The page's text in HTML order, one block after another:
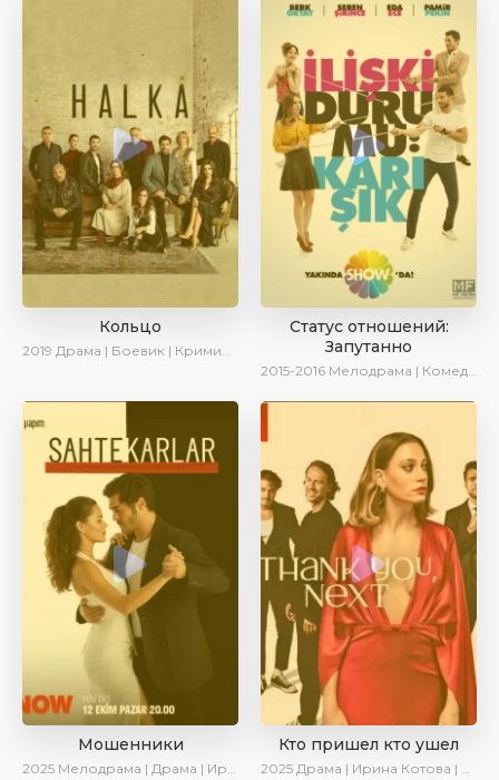
Кольцо
2019 Драма | Боевик | Криминал
Статус отношений:
Запутанно
2015-2016 Мелодрама | Комедия
Мошенники
2025 Мелодрама | Драма | Ирина Котова | AlisaDirilis | Новинки | Сериалы 2025
Кто пришел кто ушел
2025 Драма | Ирина Котова | Новинки | Сериалы 2025